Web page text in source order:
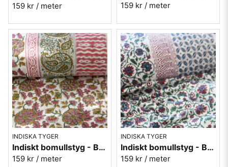
159 kr / meter 159 kr / meter
INDISKA TYGER
Indiskt bomullstyg - Batist - nr.8
159 kr / meter
INDISKA TYGER
Indiskt bomullstyg - Batist - nr.6
159 kr / meter